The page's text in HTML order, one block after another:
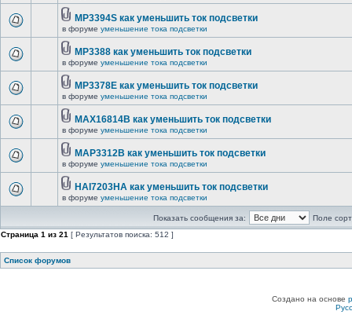
MP3394S как уменьшить ток подсветки
в форуме уменьшение тока подсветки
MP3388 как уменьшить ток подсветки
в форуме уменьшение тока подсветки
MP3378E как уменьшить ток подсветки
в форуме уменьшение тока подсветки
MAX16814B как уменьшить ток подсветки
в форуме уменьшение тока подсветки
MAP3312B как уменьшить ток подсветки
в форуме уменьшение тока подсветки
HAI7203HA как уменьшить ток подсветки
в форуме уменьшение тока подсветки
Показать сообщения за:
Поле
Страница 1 из 21 [ Результатов поиска: 512 ]
Список форумов
Создано на основе